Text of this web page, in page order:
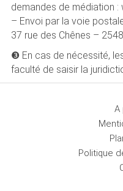
demandes de médiation
– Envoi par la voie
37 rue des Chênes –
❸ En cas de nécessité,
faculté de saisir la
A
Politique